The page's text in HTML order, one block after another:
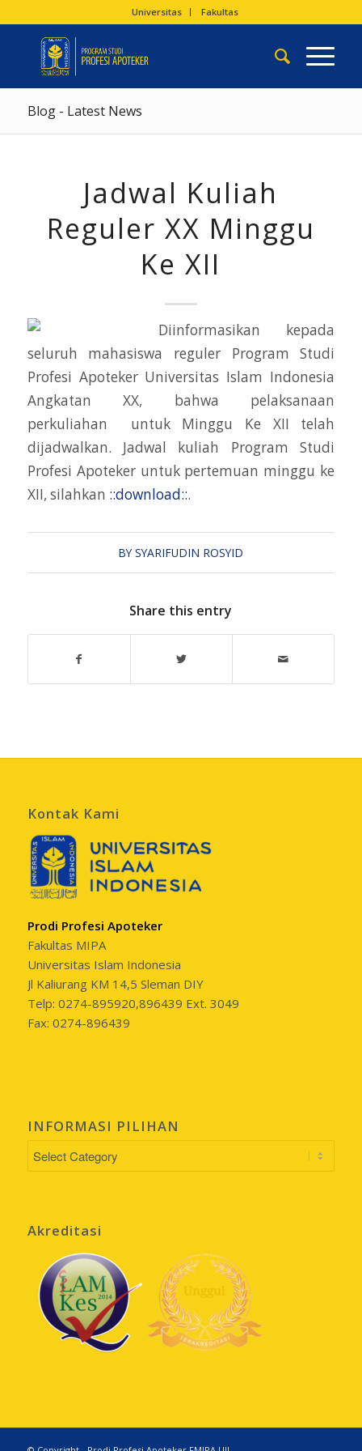
Universitas Fakultas
Blog - Latest News
Jadwal Kuliah
Reguler XX Minggu
Ke XII
Diinformasikan kepada
seluruh mahasiswa reguler Program Studi
Profesi Apoteker Universitas Islam Indonesia
Angkatan XX, bahwa pelaksanaan
perkuliahan untuk Minggu Ke XII telah
dijadwalkan. Jadwal kuliah Program Studi
Profesi Apoteker untuk pertemuan minggu ke
XII, silahkan ::download::.
BYSYARIFUDIN ROSYID
Share this entry
Kontak Kami
Prodi Profesi Apoteker
Fakultas MIPA
Universitas Islam Indonesia
Jl Kaliurang KM 14,5 Sleman DIY
Telp: 0274-895920,896439 Ext. 3049
Fax: 0274-896439
INFORMASI PILIHAN
INFORMASI
Akreditasi